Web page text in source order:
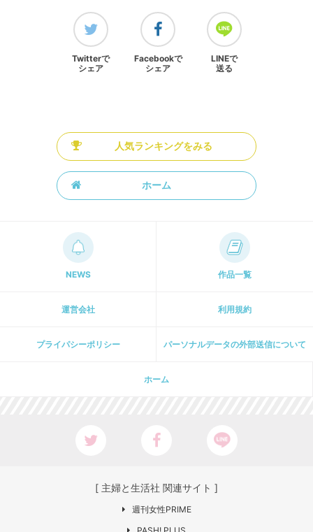
Twitterで
シェア
Facebookで
シェア
LINEで
送る
人気ランキングをみる
ホーム
NEWS 作品一覧
運営会社 利用規約
プライパシーポリシー パーソナルデータの外部送信について
ホーム
[ 主婦と生活社 関連サイト ]
週刊女性PRIME